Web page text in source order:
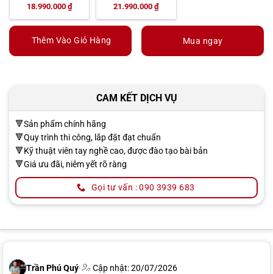
18.990.000 ₫ 21.990.000 ₫
Thêm Vào Giỏ Hàng Mua ngay
CAM KẾT DỊCH VỤ
🔻Sản phẩm chính hãng
🔻Quy trình thi công, lắp đặt đạt chuẩn
🔻Kỹ thuật viên tay nghề cao, được đào tạo bài bản
🔻Giá ưu đãi, niêm yết rõ ràng
Gọi tư vấn : 090 3939 683
Trần Phú Quý· Cập nhật: 20/07/2026